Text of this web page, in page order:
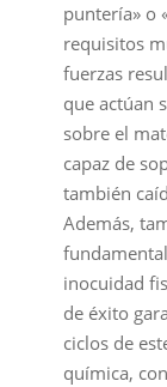
puntería» o
requisitos
fuerzas
que actúan
sobre el
capaz de
también
Además,
inocuidad
de éxito
ciclos de
química,